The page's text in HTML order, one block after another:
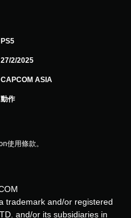
PS5
27/2/2025
CAPCOM ASIA
動作
使用條款。
trademark and/or registered
and/or its subsidiaries in